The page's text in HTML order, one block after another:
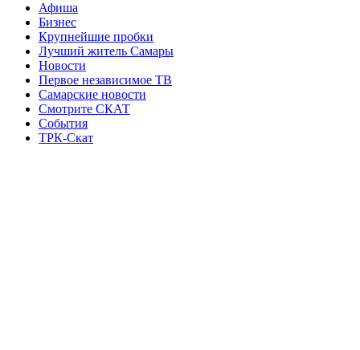
Афиша
Бизнес
Крупнейшие пробки
Лучший житель Самары
Новости
Первое независимое ТВ
Самарские новости
Смотрите СКАТ
События
ТРК-Скат